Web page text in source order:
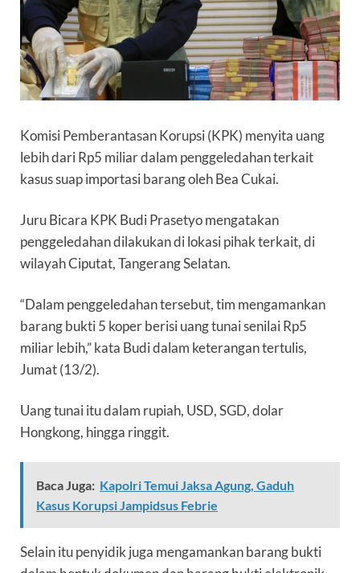
Komisi Pemberantasan Korupsi (KPK) menyita uang
lebih dari Rp5 miliar dalam penggeledahan terkait
kasus suap importasi barang olehBea Cukai.
Juru Bicara KPK Budi Prasetyo mengatakan
penggeledahan dilakukan di lokasi pihak terkait, di
wilayah Ciputat, Tangerang Selatan.
“Dalam penggeledahan tersebut, tim mengamankan
barang bukti 5 koper berisi uang tunai senilai Rp5
miliar lebih,” kata Budi dalam keterangan tertulis,
Jumat (13/2).
Uang tunai itu dalam rupiah, USD, SGD, dolar
Hongkong, hingga ringgit.
Baca Juga: Kapolri Temui Jaksa Agung, Gaduh
Kasus Korupsi Jampidsus Febrie
Selain itu penyidik juga mengamankan barang bukti